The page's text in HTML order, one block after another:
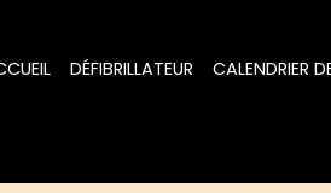
DÉFIBRILLATEUR CALENDRIER